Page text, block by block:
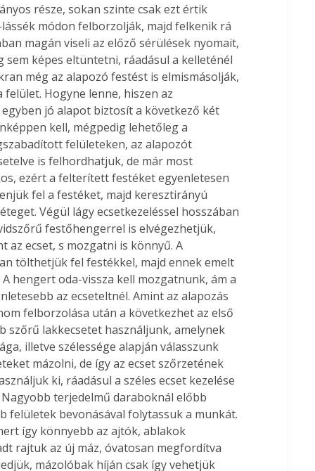
itt!
része, sokan szinte csak ezt értik
módon felborzolják, majd felkenik rá
magán viseli az előző sérülések nyomait,
képes eltüntetni, ráadásul a kelleténél
még az alapozó festést is elmismásolják,
Hogyne lenne, hiszen az
jó alapot biztosít a következő két
kell, mégpedig lehetőleg a
felületeken, az alapozót
is felhordhatjuk, de már most
ezért a felterített festéket egyenletesen
fel a festéket, majd keresztirányú
Végül lágy ecsetkezeléssel hosszában
festőhengerrel is elvégezhetjük,
az ecset, s mozgatni is könnyű. A
tölthetjük fel festékkel, majd ennek emelt
hengert oda-vissza kell mozgatnunk, ám a
az ecseteltnél. Amint az alapozás
felborzolása után a következhet az első
szőrű lakkecsetet használjunk, amelynek
illetve szélessége alapján válasszunk
mázolni, de így az ecset szőrzetének
ki, ráadásul a széles ecset kezelése
terjedelmű daraboknál előbb
felületek bevonásával folytassuk a munkát.
így könnyebb az ajtók, ablakok
rajtuk az új máz, óvatosan megfordítva
mázolóbak híján csak így vehetjük